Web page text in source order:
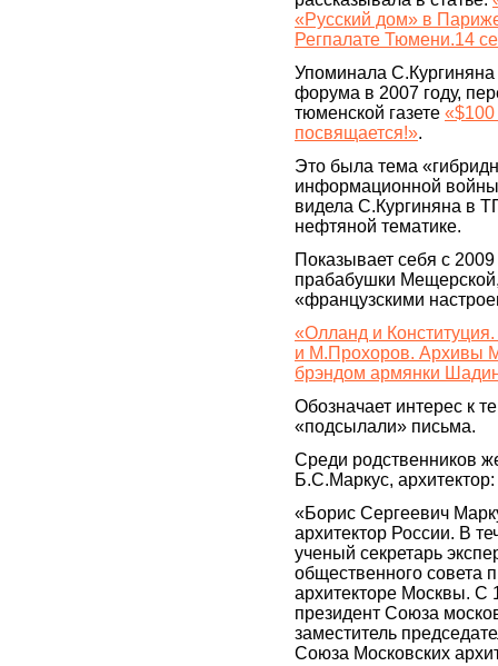
«Русский дом» в
Регпалате Тюмени.14
Упоминала С.Кургиняна
форума в 2007 году,
тюменской газете «$100
посвящается!».
Это была тема
информационной
видела С.Кургиняна в
нефтяной тематике.
Показывает себя с
прабабушки Мещерской,
«французскими
«Олланд и
и М.Прохоров. Архивы
брэндом армянки
Обозначает интерес к
«подсылали» письма.
Среди родственников
Б.С.Маркус, архитектор:
«Борис Сергеевич
архитектор России. В
ученый секретарь
общественного совета
архитекторе Москвы. С
президент Союза
заместитель
Союза Московских